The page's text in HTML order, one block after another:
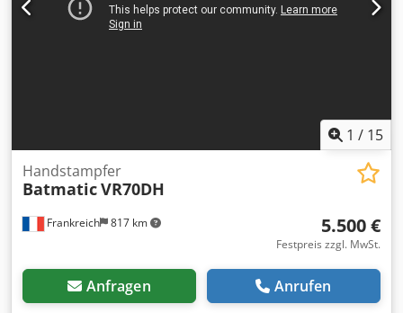
1 / 15
Frankreich 817 km
Handstampfer
BatmaticVR70DH
5.500 €
Festpreis zzgl. MwSt.
Anfragen Anrufen